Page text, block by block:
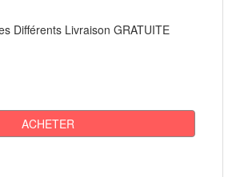
Différents Livraison GRATUITE
ACHETER